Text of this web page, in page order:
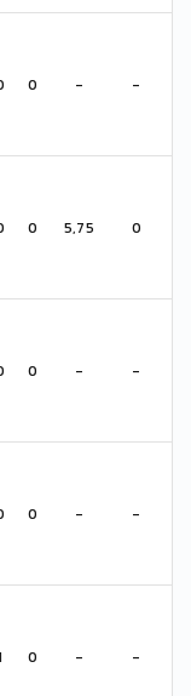
0 - -
0 5,75 0
0 - -
0 - -
0 - -